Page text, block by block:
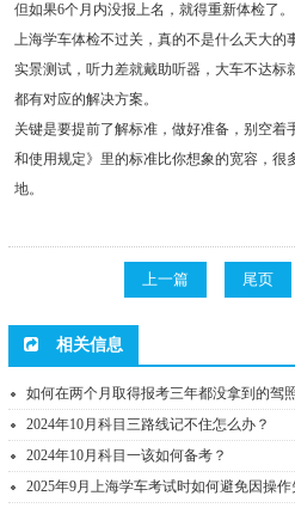
但如果6个月内没报上名，就得重新体检了。
上海学车体检不过关，真的不是什么天大的
实景测试，听力差就戴助听器，大车不达标
都有对应的解决方案。
关键是要提前了解标准，做好准备，别空着
和使用规定》里的标准比你想象的宽容，很
地。
上一篇 尾页
相关信息
如何在两个月取得报考三年都没拿到的驾
2024年10月科目三路线记不住怎么办？
2024年10月科目一该如何备考？
2025年9月上海学车考试时如何避免因操